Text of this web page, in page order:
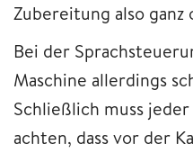
Zubereitung also ganz
Bei der
Maschine allerdings
Schließlich muss
achten, dass vor der